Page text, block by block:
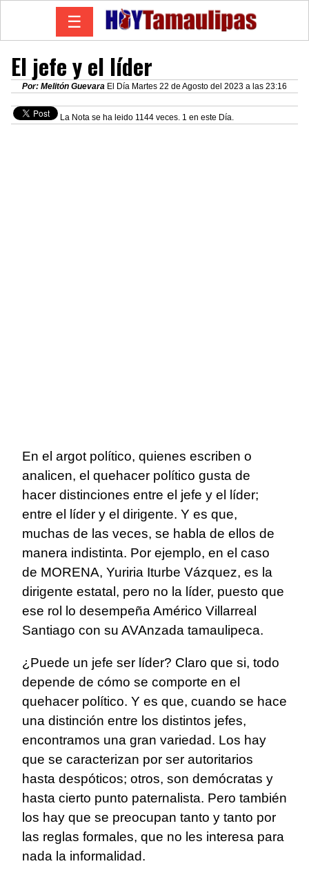
☰
El jefe y el líder
Por: Melitón Guevara El Día Martes 22 de Agosto del 2023 a las 23:16
La Nota se ha leido 1144 veces. 1 en este Día.
En el argot político, quienes escriben o
analicen, el quehacer político gusta de
hacer distinciones entre el jefe y el líder;
entre el líder y el dirigente. Y es que,
muchas de las veces, se habla de ellos de
manera indistinta. Por ejemplo, en el caso
de MORENA, Yuriria Iturbe Vázquez, es la
dirigente estatal, pero no la líder, puesto que
ese rol lo desempeña Américo Villarreal
Santiago con su AVAnzada tamaulipeca.
¿Puede un jefe ser líder? Claro que si, todo
depende de cómo se comporte en el
quehacer político. Y es que, cuando se hace
una distinción entre los distintos jefes,
encontramos una gran variedad. Los hay
que se caracterizan por ser autoritarios
hasta despóticos; otros, son demócratas y
hasta cierto punto paternalista. Pero también
los hay que se preocupan tanto y tanto por
las reglas formales, que no les interesa para
nada la informalidad.